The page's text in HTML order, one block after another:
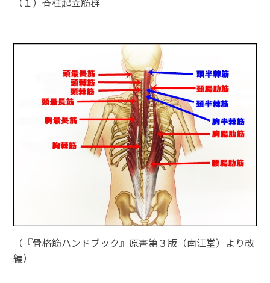
（『骨格筋ハンドブック』原書第３版（南江堂）より改
編）